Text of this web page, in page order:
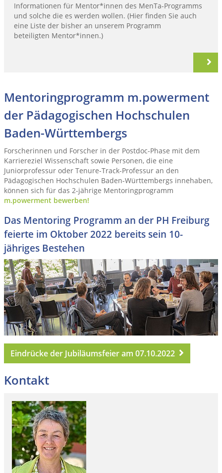
Informationen für Mentor*innen des MenTa-Programms
und solche die es werden wollen. (Hier finden Sie auch
eine Liste der bisher an unserem Programm
beteiligten Mentor*innen.)
Mentoringprogramm m.powerment
der Pädagogischen Hochschulen
Baden-Württembergs
Forscherinnen und Forscher in der Postdoc-Phase mit dem
Karriereziel Wissenschaft sowie Personen, die eine
Juniorprofessur oder Tenure-Track-Professur an den
Pädagogischen Hochschulen Baden-Württembergs innehaben,
können sich für das 2-jährige Mentoringprogramm
m.powerment bewerben!
Das Mentoring Programm an der PH Freiburg
feierte im Oktober 2022 bereits sein 10-
jähriges Bestehen
Eindrücke der Jubiläumsfeier am 07.10.2022
Kontakt